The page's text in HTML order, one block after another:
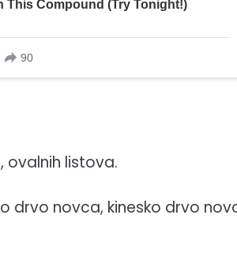
ovalnih listova.
drvo novca, kinesko drvo